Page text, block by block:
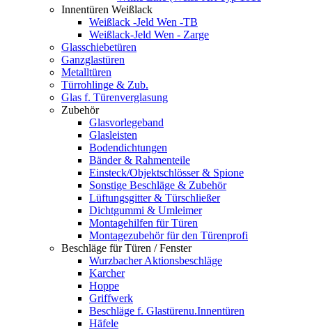
Innentüren Weißlack
Weißlack -Jeld Wen -TB
Weißlack-Jeld Wen - Zarge
Glasschiebetüren
Ganzglastüren
Metalltüren
Türrohlinge & Zub.
Glas f. Türenverglasung
Zubehör
Glasvorlegeband
Glasleisten
Bodendichtungen
Bänder & Rahmenteile
Einsteck/Objektschlösser & Spione
Sonstige Beschläge & Zubehör
Lüftungsgitter & Türschließer
Dichtgummi & Umleimer
Montagehilfen für Türen
Montagezubehör für den Türenprofi
Beschläge für Türen / Fenster
Wurzbacher Aktionsbeschläge
Karcher
Hoppe
Griffwerk
Beschläge f. Glastürenu.Innentüren
Häfele